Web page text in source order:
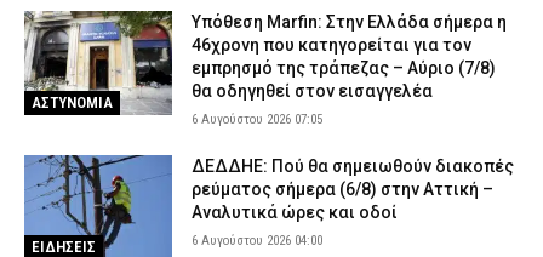
ΑΣΤΥΝΟΜΙΑ
Υπόθεση Marfin: Στην Ελλάδα σήμερα η
46χρονη που κατηγορείται για τον
εμπρησμό της τράπεζας – Αύριο (7/8)
θα οδηγηθεί στον εισαγγελέα
6 Αυγούστου 2026 07:05
ΕΙΔΗΣΕΙΣ
ΔΕΔΔΗΕ: Πού θα σημειωθούν διακοπές
ρεύματος σήμερα (6/8) στην Αττική –
Αναλυτικά ώρες και οδοί
6 Αυγούστου 2026 04:00